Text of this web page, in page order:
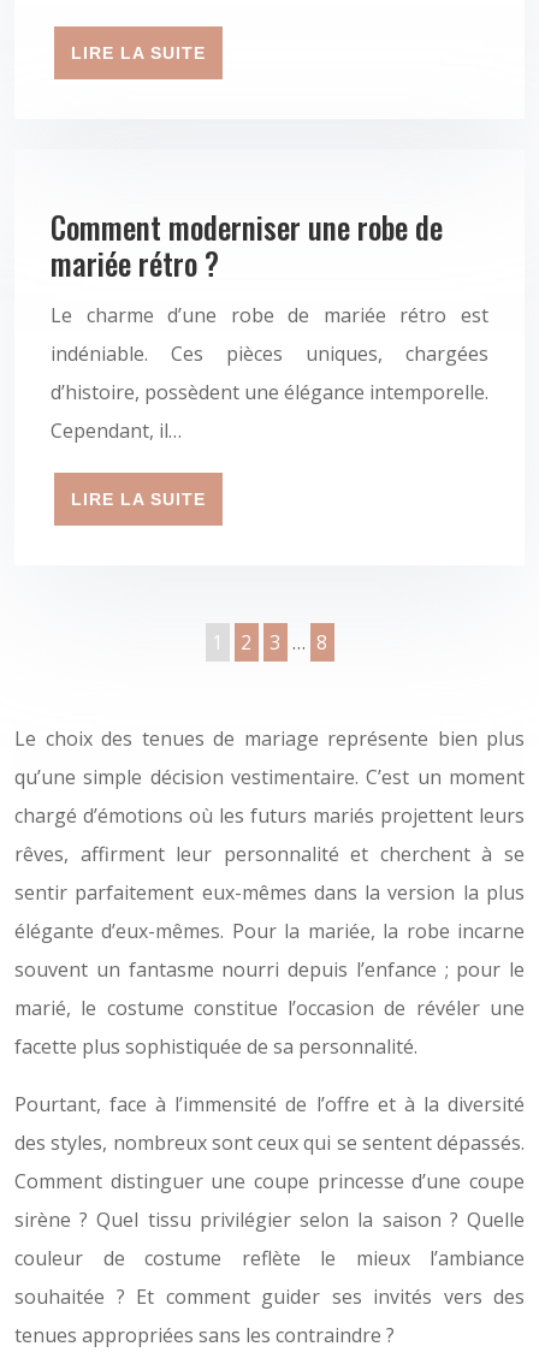
LIRE LA SUITE
Comment moderniser une robe de
mariée rétro ?
Le charme d’une robe de mariée rétro est
indéniable. Ces pièces uniques, chargées
d’histoire, possèdent une élégance intemporelle.
Cependant, il…
LIRE LA SUITE
1 2 3 … 8
Le choix des tenues de mariage représente bien plus
qu’une simple décision vestimentaire. C’est un moment
chargé d’émotions où les futurs mariés projettent leurs
rêves, affirment leur personnalité et cherchent à se
sentir parfaitement eux-mêmes dans la version la plus
élégante d’eux-mêmes. Pour la mariée, la robe incarne
souvent un fantasme nourri depuis l’enfance ; pour le
marié, le costume constitue l’occasion de révéler une
facette plus sophistiquée de sa personnalité.
Pourtant, face à l’immensité de l’offre et à la diversité
des styles, nombreux sont ceux qui se sentent dépassés.
Comment distinguer une coupe princesse d’une coupe
sirène ? Quel tissu privilégier selon la saison ? Quelle
couleur de costume reflète le mieux l’ambiance
souhaitée ? Et comment guider ses invités vers des
tenues appropriées sans les contraindre ?